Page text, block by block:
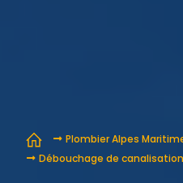
Plombier Alpes
Débouchage de